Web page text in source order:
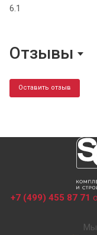
6.1
Отзывы
Оставить отзыв
+7 (499) 455 87 71
Мы